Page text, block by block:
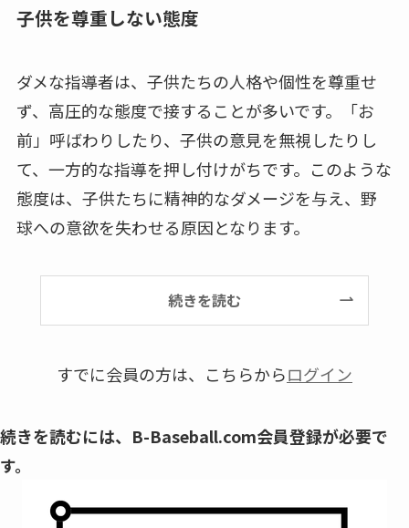
子供を尊重しない態度
ダメな指導者は、子供たちの人格や個性を尊重せ
ず、高圧的な態度で接することが多いです。「お
前」呼ばわりしたり、子供の意見を無視したりし
て、一方的な指導を押し付けがちです。このような
態度は、子供たちに精神的なダメージを与え、野
球への意欲を失わせる原因となります。
続きを読む
すでに会員の方は、こちらからログイン
続きを読むには、B-Baseball.com会員登録が必要で
す。